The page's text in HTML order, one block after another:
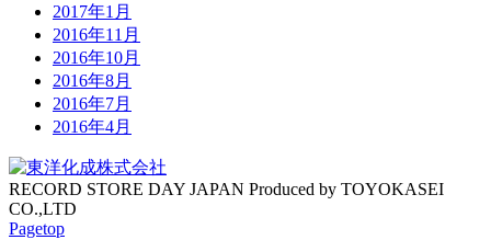
2017年1月
2016年11月
2016年10月
2016年8月
2016年7月
2016年4月
RECORD STORE DAY JAPAN Produced by TOYOKASEI
CO.,LTD
Pagetop